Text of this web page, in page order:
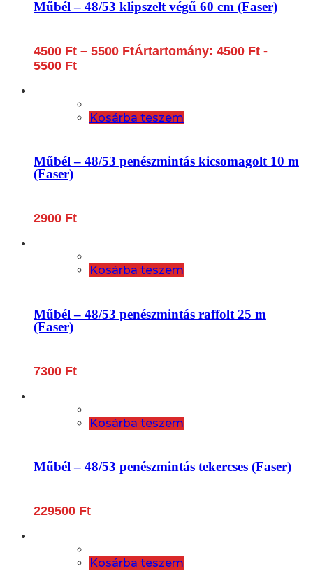
Műbél – 48/53 klipszelt végű 60 cm (Faser)
4500 Ft – 5500 FtÁrtartomány: 4500 Ft -
5500 Ft
Kosárba teszem
Műbél – 48/53 penészmintás kicsomagolt 10 m
(Faser)
2900 Ft
Kosárba teszem
Műbél – 48/53 penészmintás raffolt 25 m
(Faser)
7300 Ft
Kosárba teszem
Műbél – 48/53 penészmintás tekercses (Faser)
229500 Ft
Kosárba teszem